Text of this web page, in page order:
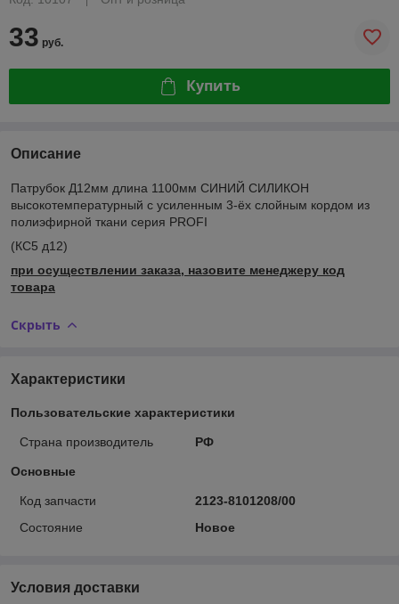
33 руб.
Купить
Описание
Патрубок Д12мм длина 1100мм СИНИЙ СИЛИКОН
высокотемпературный с усиленным 3-ёх слойным кордом из
полиэфирной ткани серия PROFI
(КС5 д12)
при осуществлении заказа, назовите менеджеру код
товара
Скрыть
Характеристики
Пользовательские характеристики
Страна производитель РФ
Основные
Код запчасти
2123-8101208/00
Состояние
Новое
Условия доставки